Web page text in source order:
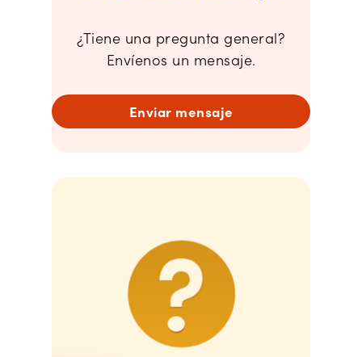
¿Tiene una pregunta general?
Envíenos un mensaje.
Enviar mensaje